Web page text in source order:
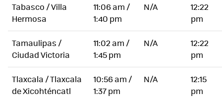
Tabasco / Villa
Hermosa
11:06 am /
1:40 pm
N/A
12:22
pm
Tamaulipas /
Ciudad Victoria
11:02 am /
1:45 pm
N/A
12:22
pm
Tlaxcala / Tlaxcala
de Xicohténcatl
10:56 am /
1:37 pm
N/A
12:15
pm